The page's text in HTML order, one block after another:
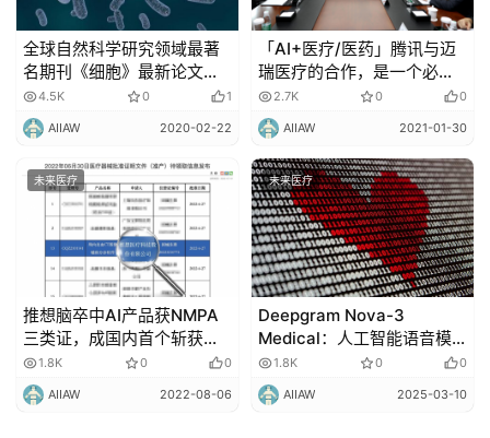
全球自然科学研究领域最著
名期刊《细胞》最新论文发
布：“A Deep Learning
Approach to Antibiotic
Discovery”！
4.5K 0 1
AIIAW 2020-02-22
「AI+医疗/医药」腾讯与迈
瑞医疗的合作，是一个必然
的选择！
2.7K 0 0
AIIAW 2021-01-30
未来医疗
推想脑卒中AI产品获NMPA
三类证，成国内首个斩获
NMPA与FDA“中美双认证”产
品
1.8K 0 0
AIIAW 2022-08-06
未来医疗
Deepgram Nova-3
Medical：人工智能语音模
型减少医疗保健转录错误
1.8K 0 0
AIIAW 2025-03-10